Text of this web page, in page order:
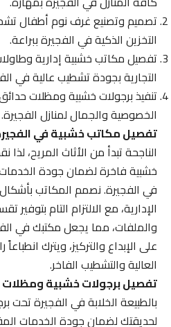
تصميم وتصنيع غرف نوم أطفال تشمل
التخزين الذكية في الفجيرة ببراعة.
تفصيل مكاتب خشبية إدارية
التجارية بجودة تشطيب عالية في
تنفيذ برجولات خشبية ومظلات حدائق
الخصوصية والجمال لمنازل الفجيرة.
تفصيل مكاتب خشبية في الفجيرة
الناجحة تبدأ من الأثاث المريح، لذا
خشبية فاخرة لضمان جودة الخدمات
في الفجيرة. نصمم المكاتب بأشكال
الإدارية، مع الالتزام التام بتوفير
والملفات، مما يجعل مكتبك في
على الإبداع والتركيز، ويترك انطباعاً
العالية والتشطيب الفاخر.
تفصيل برجولات خشبية ومظلات
بالطبيعة الخلابة في الفجيرة تحت
لحديقتك لضمان جودة الخدمات